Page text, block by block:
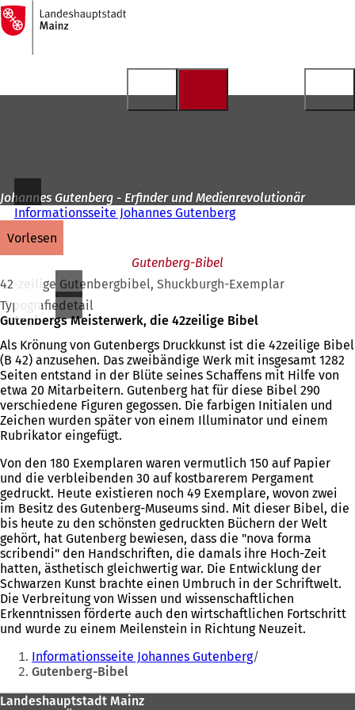
Inhalt anspringen
Zur
Startseite
Johannes Gutenberg - Erfinder und Medienrevolutionär
Informationsseite Johannes Gutenberg
vorlesen
Gutenberg-Bibel
42-zeilige Gutenbergbibel, Shuckburgh-Exemplar
Typografiedetail
Gutenbergs Meisterwerk, die 42zeilige Bibel
Als Krönung von Gutenbergs Druckkunst ist die 42zeilige Bibel
(B 42) anzusehen. Das zweibändige Werk mit insgesamt 1282
Seiten entstand in der Blüte seines Schaffens mit Hilfe von
etwa 20 Mitarbeitern. Gutenberg hat für diese Bibel 290
verschiedene Figuren gegossen. Die farbigen Initialen und
Zeichen wurden später von einem Illuminator und einem
Rubrikator eingefügt.
Von den 180 Exemplaren waren vermutlich 150 auf Papier
und die verbleibenden 30 auf kostbarerem Pergament
gedruckt. Heute existieren noch 49 Exemplare, wovon zwei
im Besitz des Gutenberg-Museums sind. Mit dieser Bibel, die
bis heute zu den schönsten gedruckten Büchern der Welt
gehört, hat Gutenberg bewiesen, dass die "nova forma
scribendi" den Handschriften, die damals ihre Hoch-Zeit
hatten, ästhetisch gleichwertig war. Die Entwicklung der
Schwarzen Kunst brachte einen Umbruch in der Schriftwelt.
Die Verbreitung von Wissen und wissenschaftlichen
Erkenntnissen förderte auch den wirtschaftlichen Fortschritt
und wurde zu einem Meilenstein in Richtung Neuzeit.
Sie
befinden
sich
Informationsseite Johannes Gutenberg
Gutenberg-Bibel
Fußbereich
Landeshauptstadt Mainz